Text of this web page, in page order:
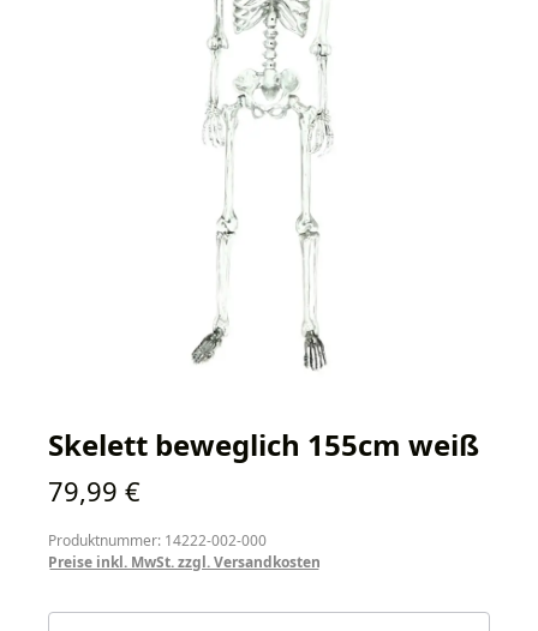
Skelett beweglich 155cm weiß
Regulärer Preis:
79,99 €
Produktnummer: 14222-002-000
Preise inkl. MwSt. zzgl. Versandkosten